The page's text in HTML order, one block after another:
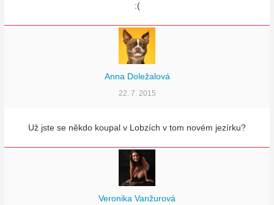
:(
Anna Doležalová
22. 7. 2015
Už jste se někdo koupal v Lobzích v tom novém jezírku?
Veronika Vanžurová